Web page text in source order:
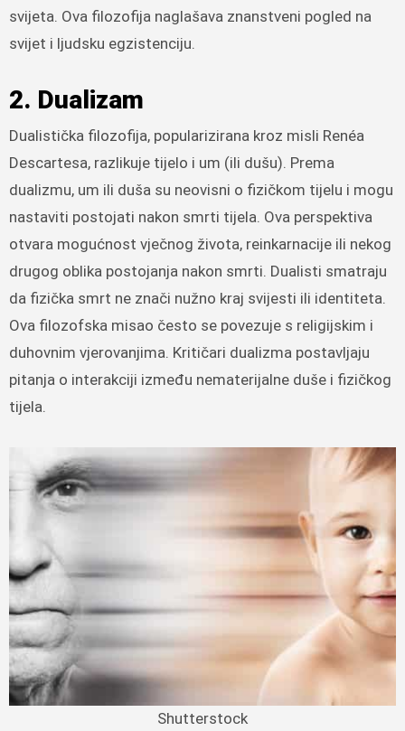
svijeta. Ova filozofija naglašava znanstveni pogled na
svijet i ljudsku egzistenciju.
2. Dualizam
Dualistička filozofija, popularizirana kroz misli Renéa
Descartesa, razlikuje tijelo i um (ili dušu). Prema
dualizmu, um ili duša su neovisni o fizičkom tijelu i mogu
nastaviti postojati nakon smrti tijela. Ova perspektiva
otvara mogućnost vječnog života, reinkarnacije ili nekog
drugog oblika postojanja nakon smrti. Dualisti smatraju
da fizička smrt ne znači nužno kraj svijesti ili identiteta.
Ova filozofska misao često se povezuje s religijskim i
duhovnim vjerovanjima. Kritičari dualizma postavljaju
pitanja o interakciji između nematerijalne duše i fizičkog
tijela.
Shutterstock